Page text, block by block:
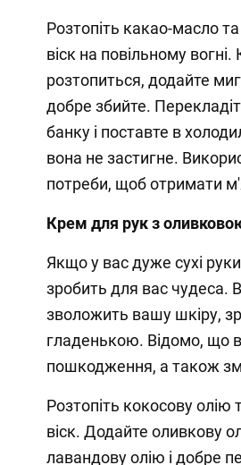
Розтопіть какао-масло
віск на повільному вогні.
розтопиться, додайте
добре збийте.
банку і поставте в
вона не застигне.
потреби, щоб отримати
Крем для рук з
Якщо у вас дуже сухі
зробить для вас чудеса.
зволожить вашу шкіру,
гладенькою. Відомо, що
пошкодження, а також
Розтопіть кокосову
віск. Додайте оливкову
лавандову олію і добре